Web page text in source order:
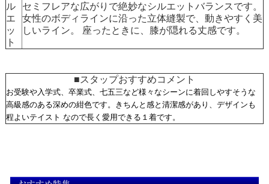
ル
エ
ッ
ト
セミフレアな広がりで絶妙なシルエットバランスです。
女性のボディラインに沿った立体縫製で、動きやすく美
しいライン。 座ったときに、膝が隠れる丈感です。
■スタップおすすめコメント
お受験や入学式、卒業式、七五三など様々なシーンに着回しやすそうな
高級感のある深めの紺色です。きちんと感と清潔感があり、デザインも
程よいテイスト なので長く愛用できる１着です。